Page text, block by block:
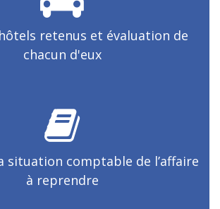
retenus et évaluation de
chacun d'eux
situation comptable de l’affaire
à reprendre